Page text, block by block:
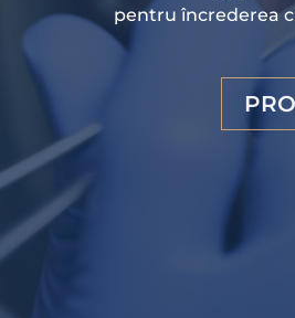
pentru încrederea